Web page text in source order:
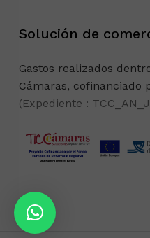
Solución de
Gastos realizados
Cámaras, cofinanciado
(Expediente :